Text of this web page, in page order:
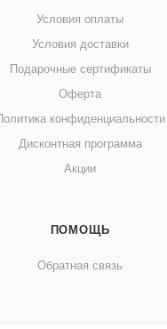
Условия оплаты
Условия доставки
Подарочные сертификаты
Оферта
конфиденциальности
Дисконтная программа
Акции
ПОМОЩЬ
Обратная связь